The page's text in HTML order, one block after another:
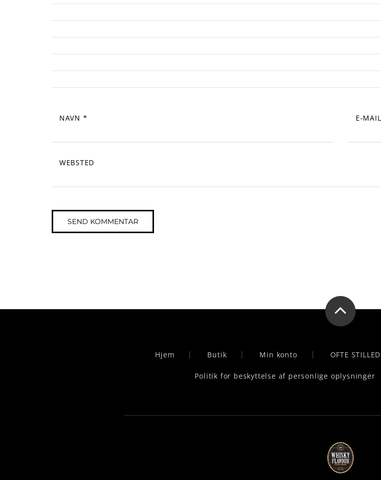
NAVN * E-MAIL
WEBSTED
Hjem Butik Min konto OFTE
Politik for beskyttelse af personlige oplysninger